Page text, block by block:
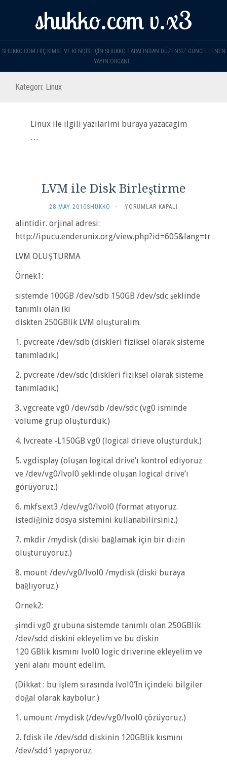
shukko.com v.x3
SHUKKO.COM HIÇ KIMSE VE KENDISI IÇIN SHUKKO TARAFINDAN DÜZENSIZ GÜNCELLENEN
YAYIN ORGANI...
Kategori: Linux
Linux ile ilgili yazilarimi buraya yazacagim
…
LVM ile Disk Birleştirme
28 MAY 2010SHUKKO ·
LVM
BIRLEŞTIRME
YORUMLAR KAPALI
alintidir. orjinal adresi:
http://ipucu.enderunix.org/view.php?id=605&lang=tr
LVM OLUŞTURMA
Örnek1:
sistemde 100GB /dev/sdb 150GB /dev/sdc şeklinde
tanımlı olan iki
diskten 250GBlik LVM oluşturalım.
1. pvcreate /dev/sdb (diskleri fiziksel olarak sisteme
tanımladık.)
2. pvcreate /dev/sdc (diskleri fiziksel olarak sisteme
tanımladık.)
3. vgcreate vg0 /dev/sdb /dev/sdc (vg0 isminde
volume grup oluşturduk.)
4. lvcreate -L150GB vg0 (logical drieve oluşturduk.)
5. vgdisplay (oluşan logical drive’ı kontrol ediyoruz
ve /dev/vg0/lvol0 şeklinde oluşan logical drive’ı
görüyoruz.)
6. mkfs.ext3 /dev/vg0/lvol0 (format atıyoruz.
istediğiniz dosya sistemini kullanabilirsiniz.)
7. mkdir /mydisk (diski bağlamak için bir dizin
oluşturuyoruz.)
8. mount /dev/vg0/lvol0 /mydisk (diski buraya
bağlıyoruz.)
Örnek2:
şimdi vg0 grubuna sistemde tanımlı olan 250GBlik
/dev/sdd diskini ekleyelim ve bu diskin
120 GBlik kısmını lvol0 logic driverine ekleyelim ve
yeni alanı mount edelim.
(Dikkat : bu işlem sırasında lvol0’In içindeki bilgiler
doğal olarak kaybolur.)
1. umount /mydisk (/dev/vg0/lvol0 çözüyoruz.)
2. fdisk ile /dev/sdd diskinin 120GBlik kısmını
/dev/sdd1 yapıyoruz.